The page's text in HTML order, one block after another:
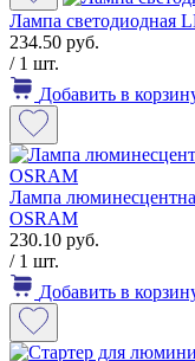
Лампа светодиодная
234.50 руб.
/ 1 шт.
Добавить в
Лампа
OSRAM
230.10 руб.
/ 1 шт.
Добавить в